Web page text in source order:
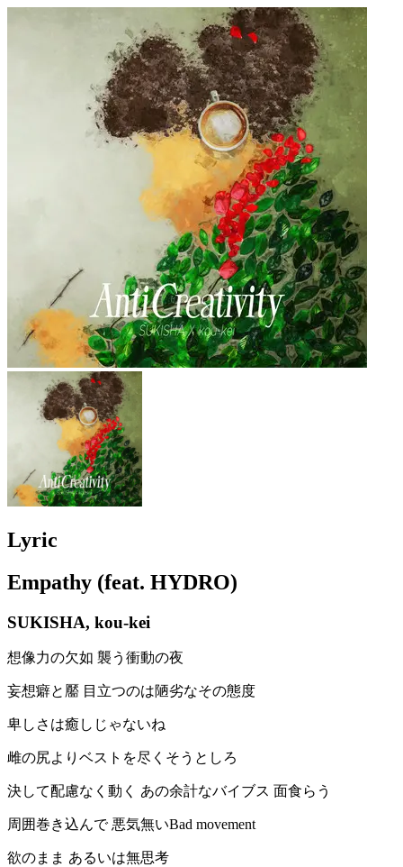
Lyric
Empathy (feat. HYDRO)
SUKISHA, kou-kei
想像力の欠如 襲う衝動の夜
妄想癖と靨 目立つのは陋劣なその態度
卑しさは癒しじゃないね
雌の尻よりベストを尽くそうとしろ
決して配慮なく動く あの余計なバイブス 面食らう
周囲巻き込んで 悪気無いBad movement
欲のまま あるいは無思考